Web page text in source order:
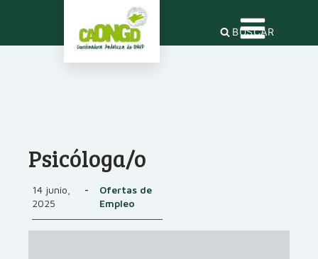
BUSCAR
Psicóloga/o
14 junio,
2025
-
Ofertas de
Empleo